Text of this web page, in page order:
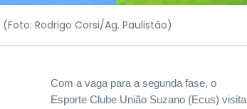
(Foto: Rodrigo Corsi/Ag. Paulistão)
Com a vaga para a segunda fase, o
Esporte Clube União Suzano (Ecus) visita